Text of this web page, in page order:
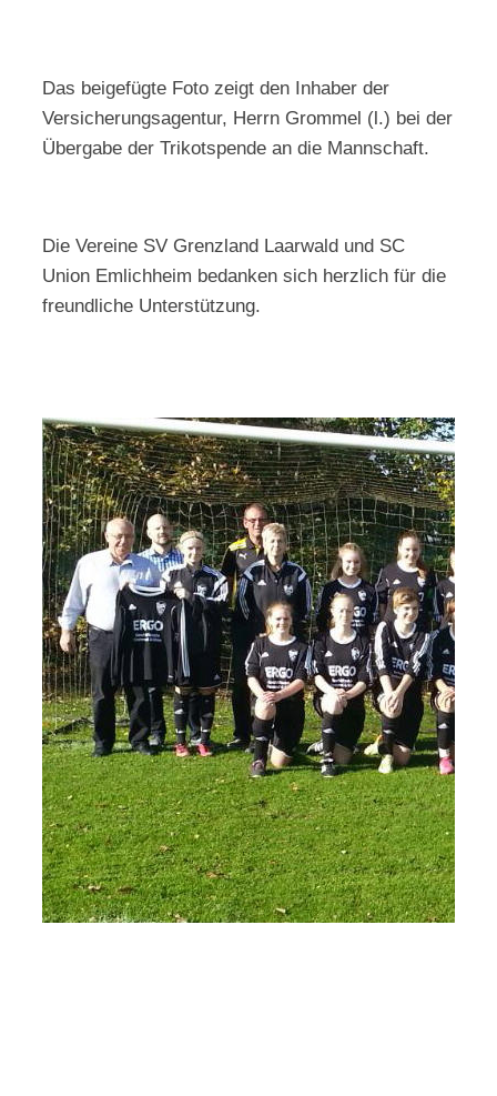
Das beigefügte Foto zeigt den Inhaber der
Versicherungsagentur, Herrn Grommel (l.) bei der
Übergabe der Trikotspende an die Mannschaft.
Die Vereine SV Grenzland Laarwald und SC
Union Emlichheim bedanken sich herzlich für die
freundliche Unterstützung.